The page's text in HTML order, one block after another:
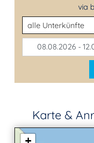
via
Unterkunftsart
08.08.2026 -
Karte &